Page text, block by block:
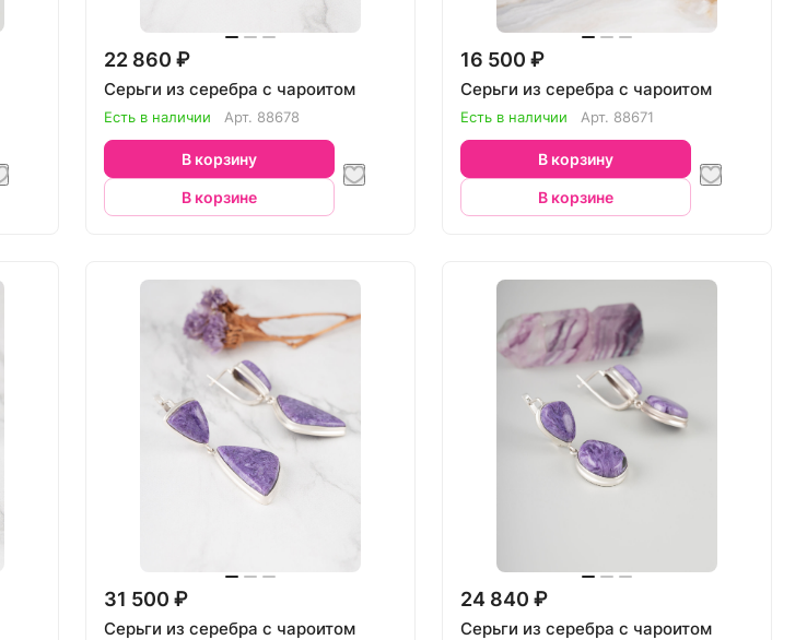
22 860 ₽
Серьги из серебра с чароитом
Есть в наличии Арт. 88678
В корзину
В корзине
16 500 ₽
Серьги из серебра с чароитом
Есть в наличии Арт. 88671
В корзину
В корзине
31 500 ₽
Серьги из серебра с чароитом
24 840 ₽
Серьги из серебра с чароитом